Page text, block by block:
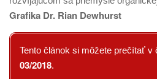
Grafika Dr. Rian Dewhurst
Tento článok si môžete prečítať v
03/2018.